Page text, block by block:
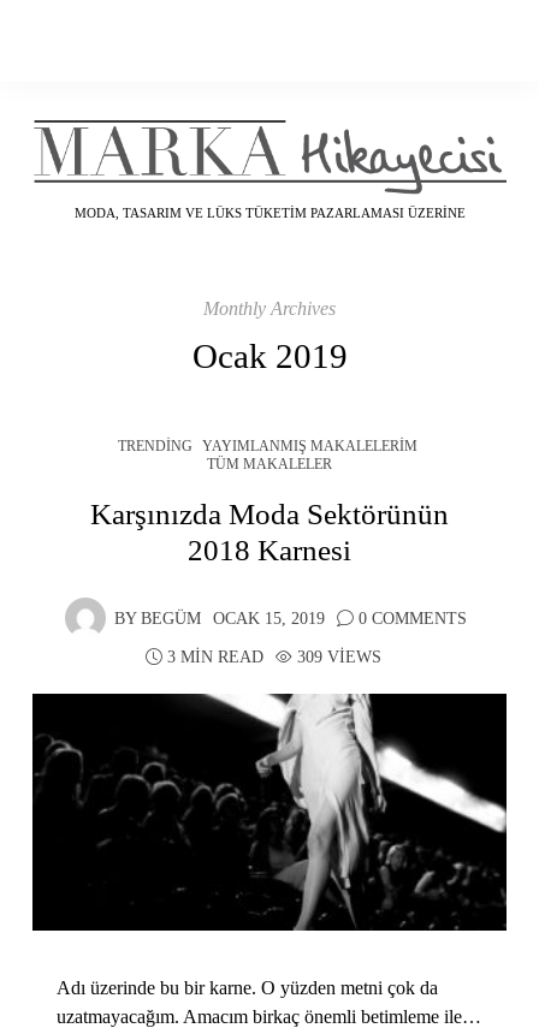
MODA, TASARIM VE LÜKS TÜKETIM PAZARLAMASI ÜZERINE
Monthly Archives
Ocak 2019
TRENDING
YAYIMLANMIŞ MAKALELERIM
TÜM MAKALELER
Karşınızda Moda Sektörünün
2018 Karnesi
BY BEGÜM OCAK 15, 2019 0 COMMENTS
3 MIN READ 309 VIEWS
Adı üzerinde bu bir karne. O yüzden metni çok da
uzatmayacağım. Amacım birkaç önemli betimleme ile…